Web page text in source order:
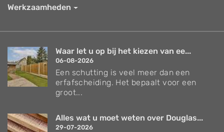
Werkzaamheden
Waar let u op bij het kiezen van ee...
06-08-2026
Een schutting is veel meer dan een
erfafscheiding. Het bepaalt voor een
groot...
Alles wat u moet weten over Douglas...
29-07-2026